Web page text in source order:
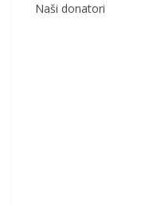
Naši donatori